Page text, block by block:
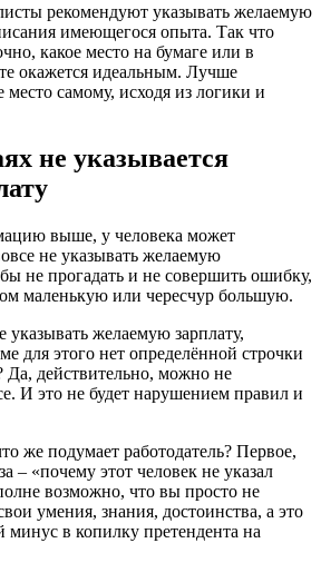
рекомендуют указывать желаемую
имеющегося опыта. Так что
какое место на бумаге или в
окажется идеальным. Лучше
место самому, исходя из логики и
не указывается
выше, у человека может
не указывать желаемую
не прогадать и не совершить ошибку,
маленькую или чересчур большую.
желаемую зарплату,
для этого нет определённой строчки
Да, действительно, можно не
И это не будет нарушением правил и
же подумает работодатель? Первое,
– «почему этот человек не указал
возможно, что вы просто не
умения, знания, достоинства, а это
минус в копилку претендента на